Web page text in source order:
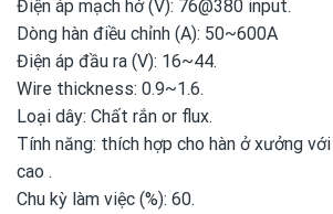
Điện áp mạch hở (V): 76@380 input.
Dòng hàn điều chỉnh (A): 50~600A
Điện áp đầu ra (V): 16~44.
Wire thickness: 0.9~1.6.
Loại dây: Chất rắn or flux.
Tính năng: thích hợp cho hàn ở xưởng
cao .
Chu kỳ làm việc (%): 60.